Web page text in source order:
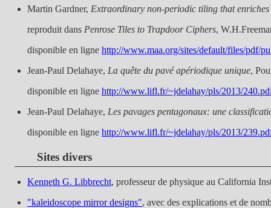
Martin Gardner, Extraordinary non-periodic tiling that enriches
reproduit dans Penrose Tiles to Trapdoor Ciphers,
disponible en ligne http://www.maa.org/sites/default/files/pdf/
Jean-Paul Delahaye, La quête du pavé apériodique unique,
disponible en ligne http://www.lifl.fr/~jdelahay/pls/2013/
Jean-Paul Delahaye, Les pavages pentagonaux: une
disponible en ligne http://www.lifl.fr/~jdelahay/pls/2013/
Sites divers
Kenneth G. Libbrecht, professeur de physique au California
"kaleidoscope mirror designs", avec des explications et de